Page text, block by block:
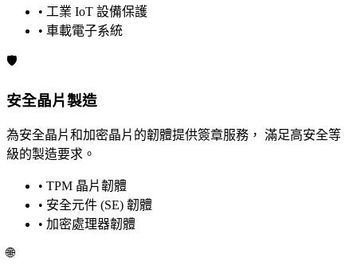
• 工業 IoT 設備保護
• 車載電子系統
🛡️
安全晶片製造
為安全晶片和加密晶片的韌體提供簽章服務， 滿足高安全等
級的製造要求。
• TPM 晶片韌體
• 安全元件 (SE) 韌體
• 加密處理器韌體
🌐